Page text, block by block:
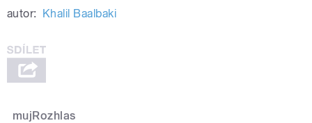
autor: Khalil Baalbaki
mujRozhlas